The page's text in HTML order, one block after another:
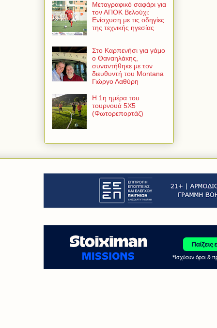
Μεταγραφικό σαφάρι για
τον ΑΠΟΚ Βελούχι:
Ενίσχυση με τις οδηγίες
της τεχνικής ηγεσίας
Στο Καρπενήσι για γάμο
ο Θαναηλάκης,
συναντήθηκε με τον
διευθυντή του Montana
Γιώργο Λαθύρη
Η 1η ημέρα του
τουρνουά 5Χ5
(Φωτορεπορτάζ)